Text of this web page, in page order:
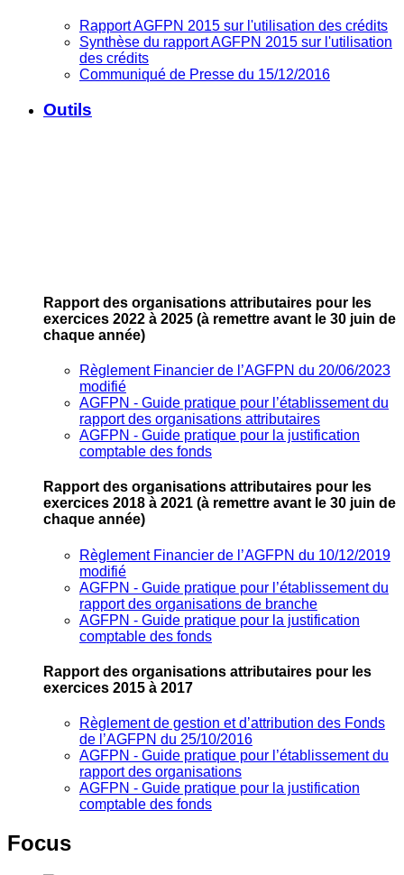
Rapport AGFPN 2015 sur l'utilisation des crédits
Synthèse du rapport AGFPN 2015 sur l'utilisation
des crédits
Communiqué de Presse du 15/12/2016
Outils
Rapport des organisations attributaires pour les
exercices 2022 à 2025 (à remettre avant le 30 juin de
chaque année)
Règlement Financier de l’AGFPN du 20/06/2023
modifié
AGFPN ‐ Guide pratique pour l’établissement du
rapport des organisations attributaires
AGFPN ‐ Guide pratique pour la justification
comptable des fonds
Rapport des organisations attributaires pour les
exercices 2018 à 2021 (à remettre avant le 30 juin de
chaque année)
Règlement Financier de l’AGFPN du 10/12/2019
modifié
AGFPN ‐ Guide pratique pour l’établissement du
rapport des organisations de branche
AGFPN ‐ Guide pratique pour la justification
comptable des fonds
Rapport des organisations attributaires pour les
exercices 2015 à 2017
Règlement de gestion et d’attribution des Fonds
de l’AGFPN du 25/10/2016
AGFPN ‐ Guide pratique pour l’établissement du
rapport des organisations
AGFPN ‐ Guide pratique pour la justification
comptable des fonds
Focus